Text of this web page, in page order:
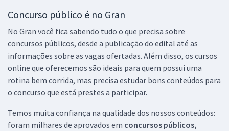
Concurso público é no Gran
No Gran você fica sabendo tudo o que precisa sobre
concursos públicos, desde a publicação do edital até as
informações sobre as vagas ofertadas. Além disso, os cursos
online que oferecemos são ideais para quem possui uma
rotina bem corrida, mas precisa estudar bons conteúdos para
o concurso que está prestes a participar.
Temos muita confiança na qualidade dos nossos conteúdos:
foram milhares de aprovados em concursos públicos,